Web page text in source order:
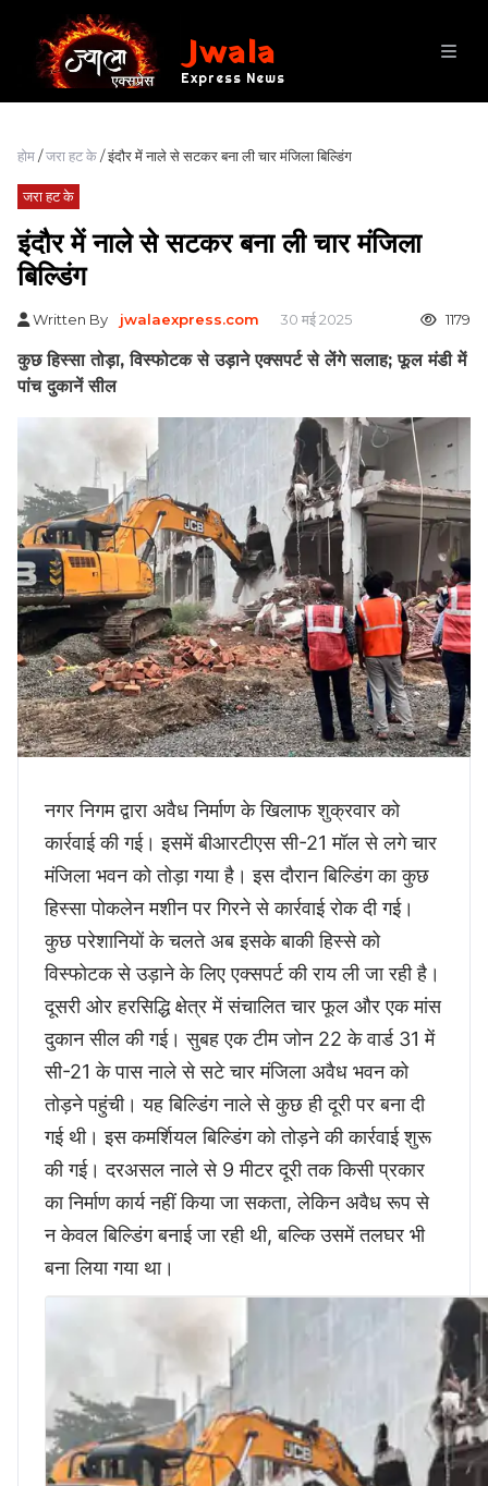
Jwala
Express News
होम/जरा हट के/ इंदौर में नाले से सटकर बना ली चार मंजिला बिल्डिंग
जरा हट के
इंदौर में नाले से सटकर बना ली चार मंजिला
बिल्डिंग
Written By jwalaexpress.com 30 मई 2025 1179
कुछ हिस्सा तोड़ा, विस्फोटक से उड़ाने एक्सपर्ट से लेंगे सलाह; फूल मंडी में
पांच दुकानें सील
नगर निगम द्वारा अवैध निर्माण के खिलाफ शुक्रवार को
कार्रवाई की गई। इसमें बीआरटीएस सी-21 मॉल से लगे चार
मंजिला भवन को तोड़ा गया है। इस दौरान बिल्डिंग का कुछ
हिस्सा पोकलेन मशीन पर गिरने से कार्रवाई रोक दी गई।
कुछ परेशानियों के चलते अब इसके बाकी हिस्से को
विस्फोटक से उड़ाने के लिए एक्सपर्ट की राय ली जा रही है।
दूसरी ओर हरसिद्धि क्षेत्र में संचालित चार फूल और एक मांस
दुकान सील की गई। सुबह एक टीम जोन 22 के वार्ड 31 में
सी-21 के पास नाले से सटे चार मंजिला अवैध भवन को
तोड़ने पहुंची। यह बिल्डिंग नाले से कुछ ही दूरी पर बना दी
गई थी। इस कमर्शियल बिल्डिंग को तोड़ने की कार्रवाई शुरू
की गई। दरअसल नाले से 9 मीटर दूरी तक किसी प्रकार
का निर्माण कार्य नहीं किया जा सकता, लेकिन अवैध रूप से
न केवल बिल्डिंग बनाई जा रही थी, बल्कि उसमें तलघर भी
बना लिया गया था।